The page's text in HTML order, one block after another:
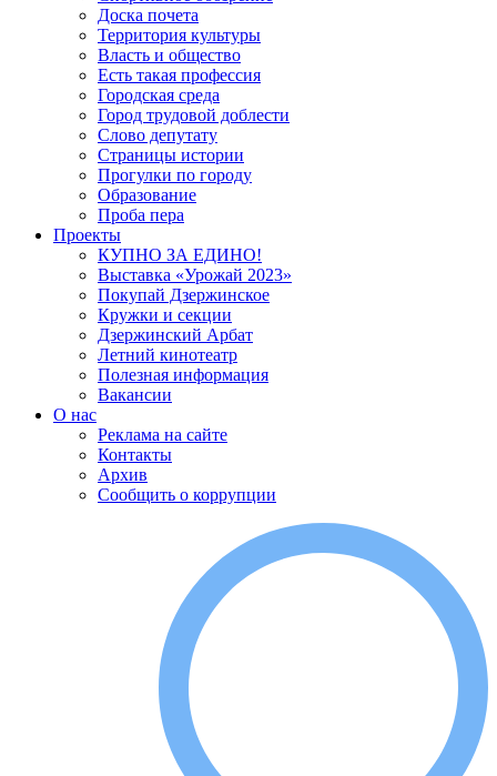
Доска почета
Территория культуры
Власть и общество
Есть такая профессия
Городская среда
Город трудовой доблести
Слово депутату
Страницы истории
Прогулки по городу
Образование
Проба пера
Проекты
КУПНО ЗА ЕДИНО!
Выставка «Урожай 2023»
Покупай Дзержинское
Кружки и секции
Дзержинский Арбат
Летний кинотеатр
Полезная информация
Вакансии
О нас
Реклама на сайте
Контакты
Архив
Сообщить о коррупции